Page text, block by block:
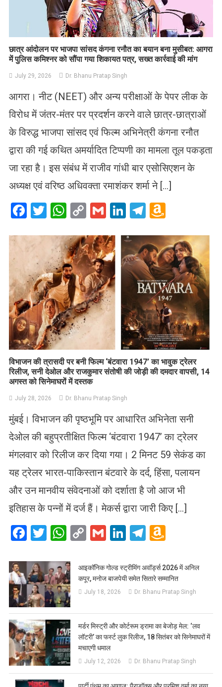
छात्र आंदोलन पर भाजपा सांसद कंगना रनौत का बयान बना मुसीबत: आगरा
में पुलिस कमिश्नर को सौंपा गया शिकायत पत्र, सख्त कार्रवाई की मांग
July 29, 2026 Dr. Bhanu Pratap Singh
आगरा। नीट (NEET) और अन्य परीक्षाओं के पेपर लीक के
विरोध में जंतर-मंतर पर प्रदर्शन करने वाले छात्र-छात्राओं
के विरुद्ध भाजपा सांसद एवं फिल्म अभिनेत्री कंगना रनौत
द्वारा की गई कथित अमर्यादित टिप्पणी का मामला तूल पकड़ता
जा रहा है। इस संबंध में राजीव गांधी बार एसोसिएशन के
अध्यक्ष एवं वरिष्ठ अधिवक्ता रमाशंकर शर्मा ने […]
Facebook
Twitter
WhatsApp
CopyGmailLinkedIn
Telegram
List
विभाजन की त्रासदी पर बनी फिल्म ‘बंटवारा 1947’ का भावुक ट्रेलर
रिलीज, सनी देओल और राजकुमार संतोषी की जोड़ी की दमदार वापसी, 14
अगस्त को सिनेमाघरों में दस्तक
July 28, 2026 Dr. Bhanu Pratap Singh
मुंबई। विभाजन की पृष्ठभूमि पर आधारित अभिनेता सनी
देओल की बहुप्रतीक्षित फिल्म ‘बंटवारा 1947’ का ट्रेलर
मंगलवार को रिलीज कर दिया गया। 2 मिनट 59 सेकंड का
यह ट्रेलर भारत-पाकिस्तान बंटवारे के दर्द, हिंसा, पलायन
और उन मानवीय संवेदनाओं को दर्शाता है जो आज भी
इतिहास के पन्नों में दर्ज हैं। मेकर्स द्वारा जारी किए […]
Facebook
Twitter
WhatsApp
CopyGmailLinkedIn
Telegram
List
आइकॉनिक गोल्ड स्ट्रीमिंग अवॉर्ड्स 2026 में अनिल
कपूर, मनोज बाजपेयी समेत सितारे सम्मानित
July 18, 2026 Dr. Bhanu Pratap Singh
मर्डर मिस्ट्री और कोर्टरूम ड्रामा का बेजोड़ मेल: ‘लव
लॉटरी’ का फर्स्ट लुक रिलीज, 18 सितंबर को सिनेमाघरों में
मचाएगी धमाल
July 12, 2026 Dr. Bhanu Pratap Singh